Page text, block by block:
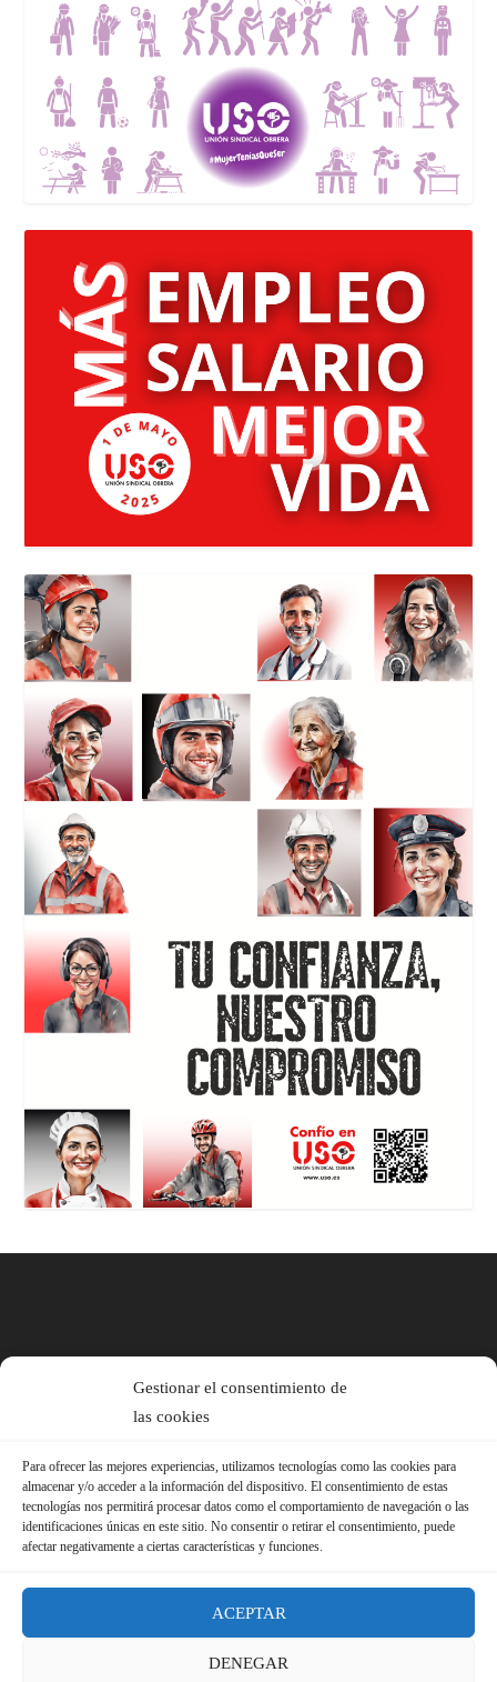
Gestionar el consentimiento de
las cookies
Para ofrecer las mejores experiencias, utilizamos tecnologías como las cookies para
almacenar y/o acceder a la información del dispositivo. El consentimiento de estas
tecnologías nos permitirá procesar datos como el comportamiento de navegación o las
identificaciones únicas en este sitio. No consentir o retirar el consentimiento, puede
afectar negativamente a ciertas características y funciones.
ACEPTAR
DENEGAR